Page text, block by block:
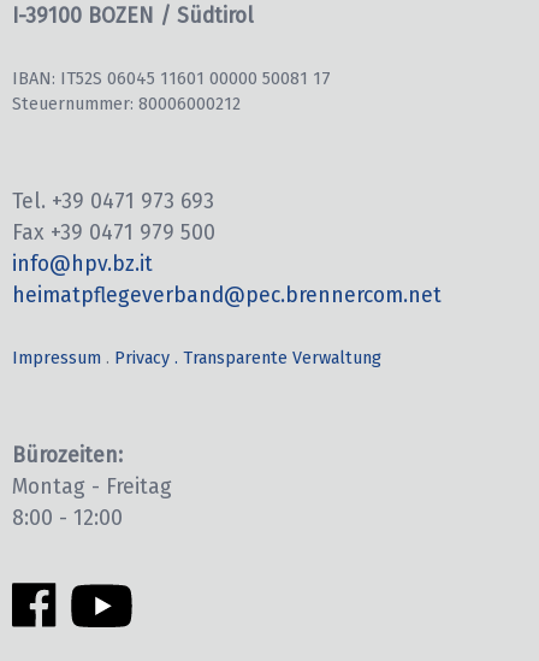
I-39100 BOZEN / Südtirol
IBAN: IT52S 06045 11601 00000 50081 17
Steuernummer: 80006000212
Tel. +39 0471 973 693
Fax +39 0471 979 500
info@hpv.bz.it
heimatpflegeverband@pec.brennercom.net
Impressum . Privacy . Transparente Verwaltung
Bürozeiten:
Montag - Freitag
8:00 - 12:00